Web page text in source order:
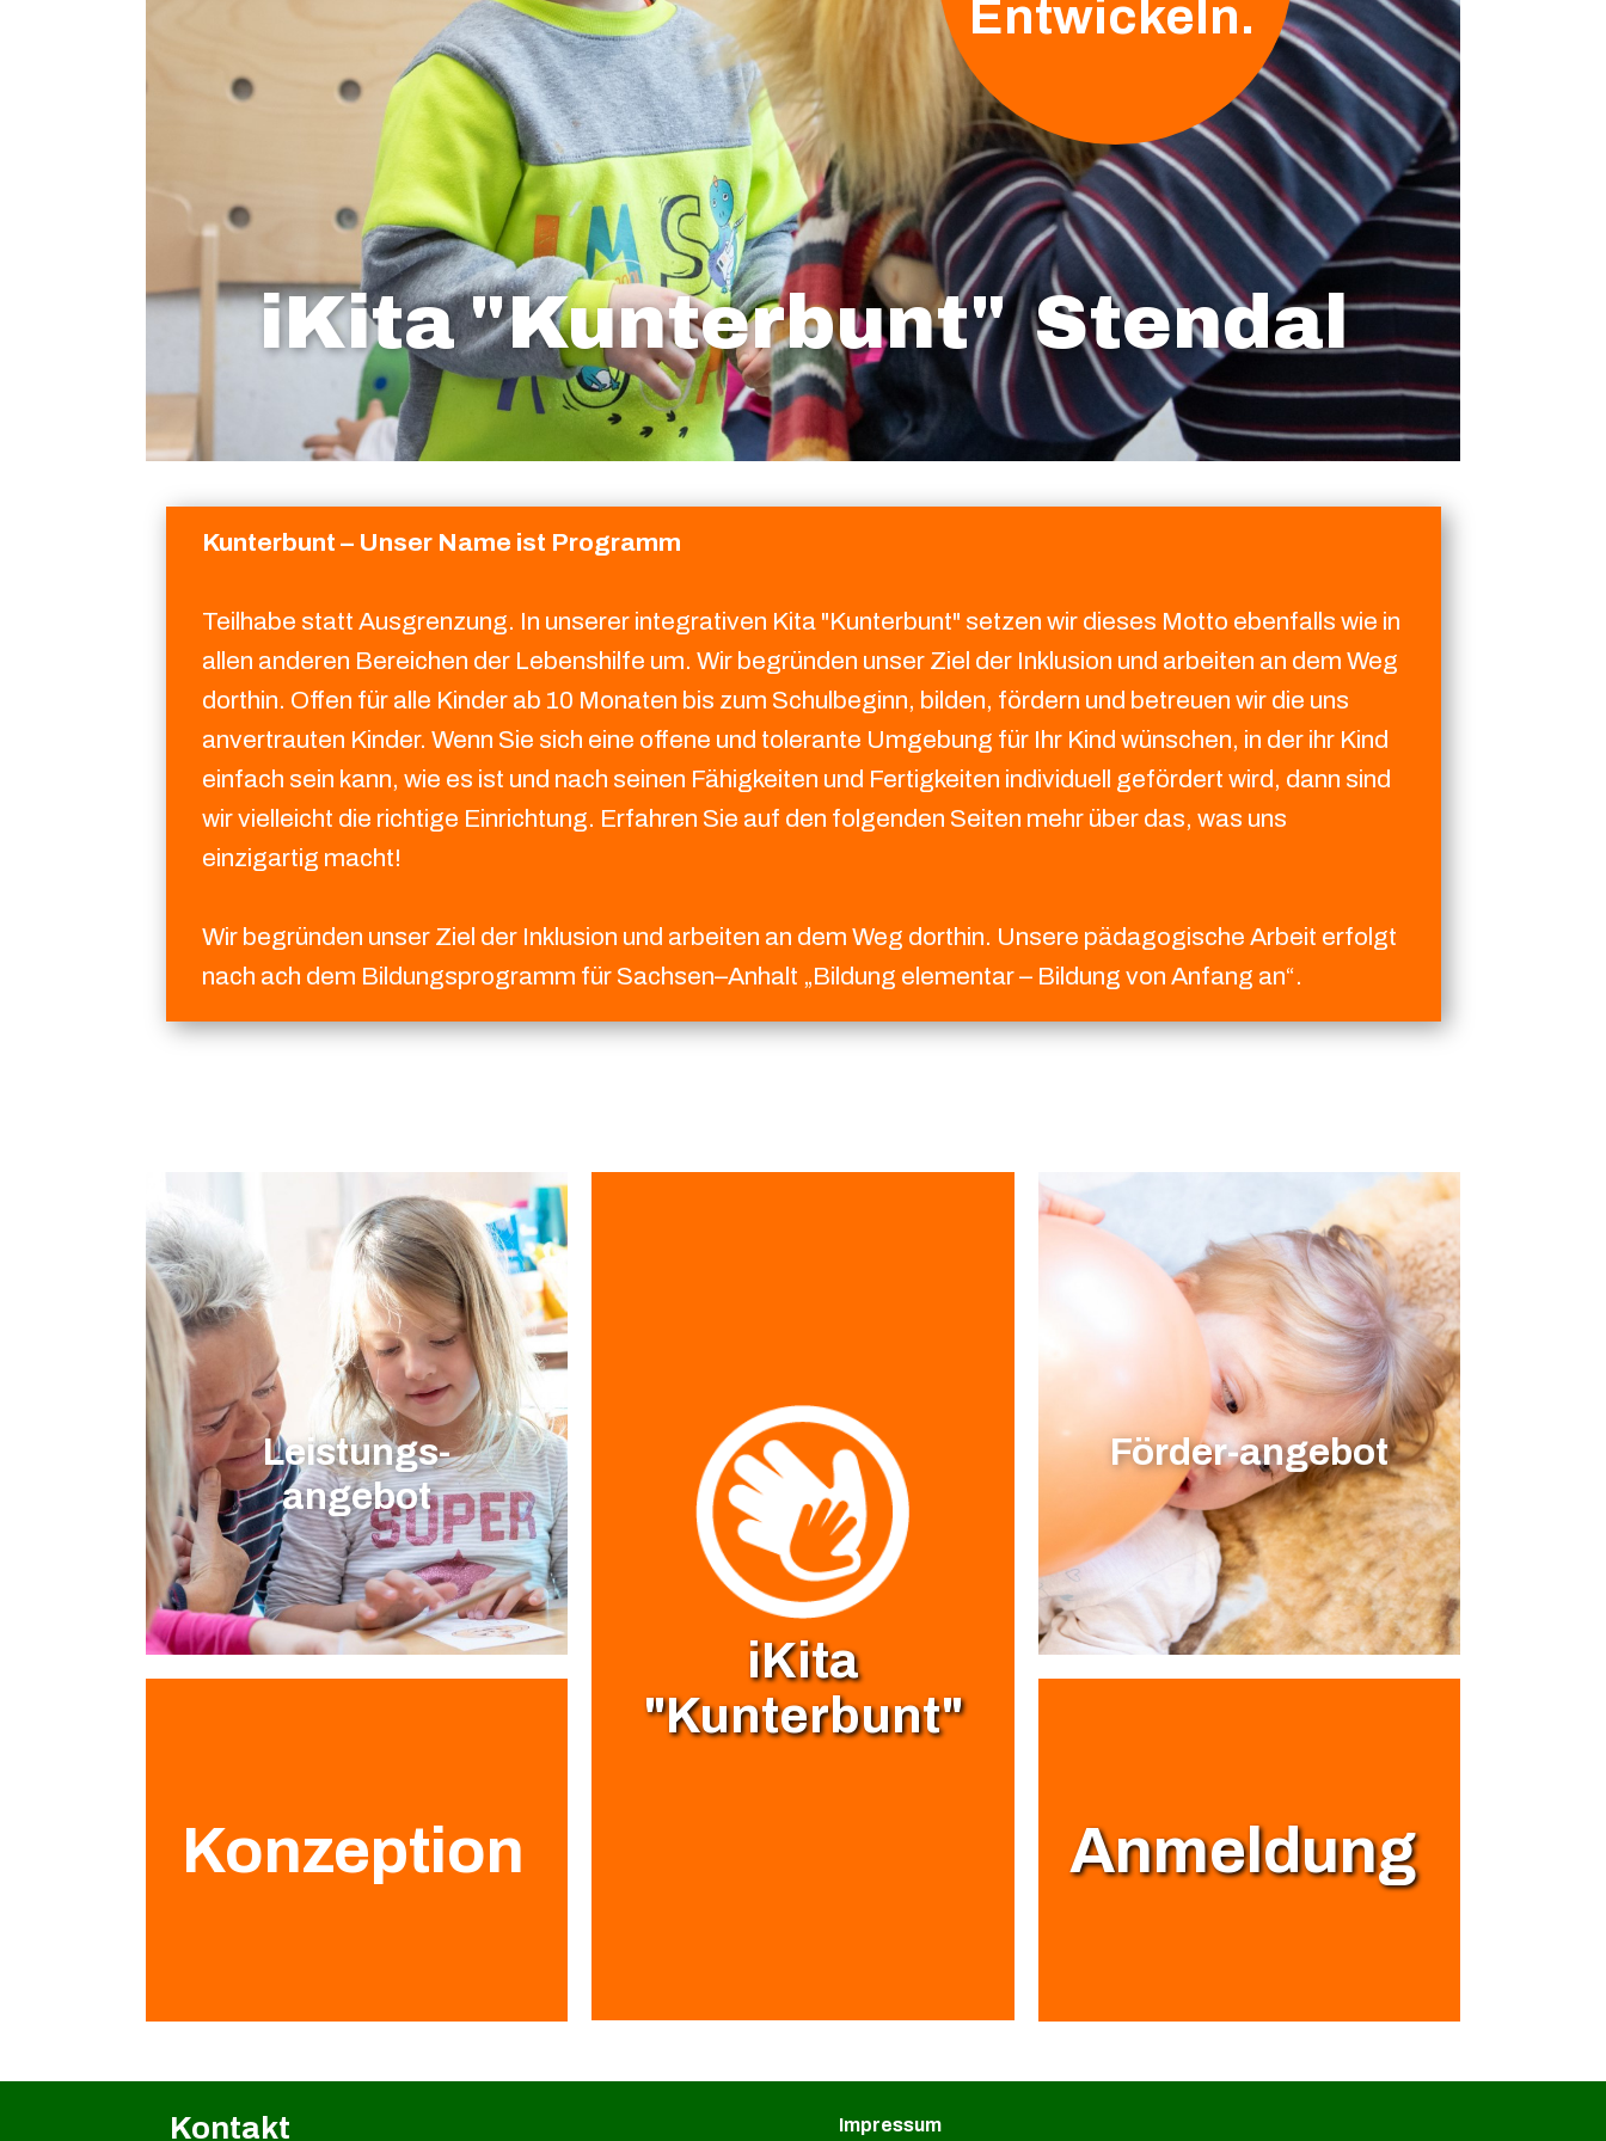
iKita "Kunterbunt"Stendal
Entwickeln.
Kunterbunt – Unser Name ist Programm
Teilhabe statt Ausgrenzung. In unserer integrativen Kita "Kunterbunt" setzen wir dieses Motto ebenfalls wie in
allen anderen Bereichen der Lebenshilfe um. Wir begründen unser Ziel der Inklusion und arbeiten an dem Weg
dorthin. Offen für alle Kinder ab 10 Monaten bis zum Schulbeginn, bilden, fördern und betreuen wir die uns
anvertrauten Kinder. Wenn Sie sich eine offene und tolerante Umgebung für Ihr Kind wünschen, in der ihr Kind
einfach sein kann, wie es ist und nach seinen Fähigkeiten und Fertigkeiten individuell gefördert wird, dann sind
wir vielleicht die richtige Einrichtung. Erfahren Sie auf den folgenden Seiten mehr über das, was uns
einzigartig macht!
Wir begründen unser Ziel der Inklusion und arbeiten an dem Weg dorthin. Unsere pädagogische Arbeit erfolgt
nach ach dem Bildungsprogramm für Sachsen–Anhalt „Bildung elementar – Bildung von Anfang an“.
Leistungs-
angebot
Förder-angebot
Konzeption
iKita
"Kunterbunt"
Anmeldung
Kontakt Impressum